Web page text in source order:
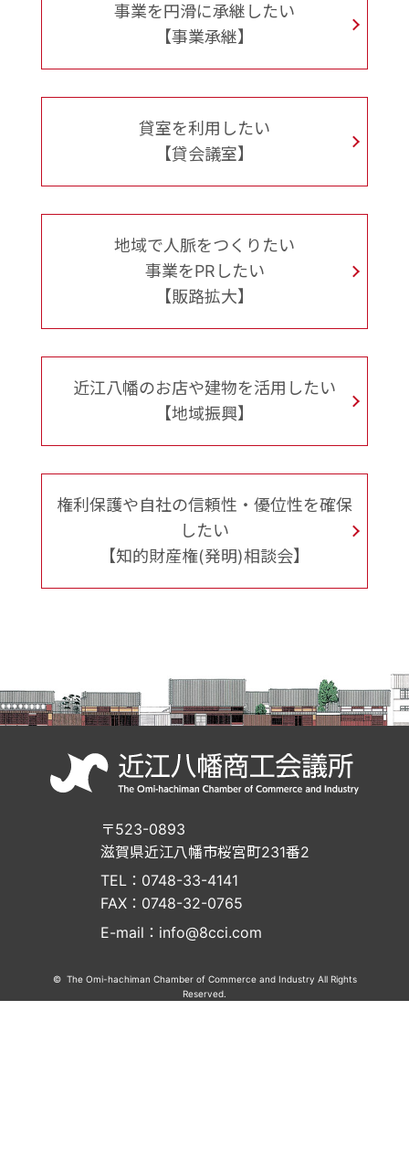
事業を円滑に承継したい
【事業承継】
貸室を利用したい
【貸会議室】
地域で人脈をつくりたい
事業をPRしたい
【販路拡大】
近江八幡のお店や建物を活用したい
【地域振興】
権利保護や自社の信頼性・優位性を確保
したい
【知的財産権(発明)相談会】
〒523-0893
滋賀県近江八幡市桜宮町231番2
TEL：0748-33-4141
FAX：0748-32-0765
E-mail：info@8cci.com
© The Omi-hachiman Chamber of Commerce and Industry All Rights
Reserved.